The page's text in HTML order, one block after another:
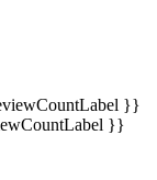
}}
}}